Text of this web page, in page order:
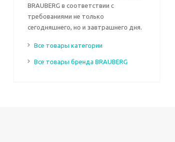
BRAUBERG в соответствии с
требованиями не только
сегодняшнего, но и завтрашнего дня.
Все товары категории
Все товары бренда BRAUBERG